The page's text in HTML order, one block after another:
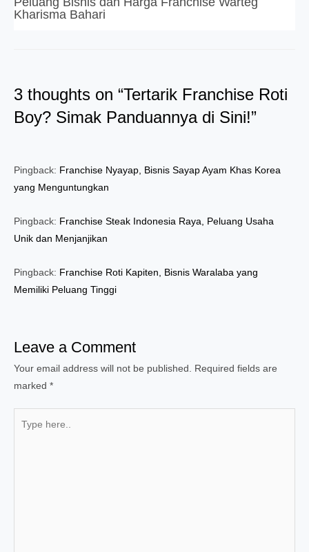
Kharisma Bahari
3 thoughts on “Tertarik Franchise Roti
Boy? Simak Panduannya di Sini!”
Pingback: Franchise Nyayap, Bisnis Sayap Ayam Khas Korea
yang Menguntungkan
Pingback: Franchise Steak Indonesia Raya, Peluang Usaha
Unik dan Menjanjikan
Pingback: Franchise Roti Kapiten, Bisnis Waralaba yang
Memiliki Peluang Tinggi
Leave a Comment
Your email address will not be published.
Required fields are
marked *